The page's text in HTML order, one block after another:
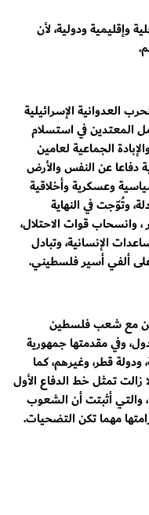
وإقليمية ودولية، لأن
العدوانية الإسرائيلية
المعتدين في استسلام
الجماعية لعامين
دفاعا عن النفس والأرض
وعسكرية وأخلاقية
وتُوّجت في النهاية
، وانسحاب قوات الاحتلال،
الإنسانية، وتبادل
ألفي أسير فلسطيني.
مع شعب فلسطين
وفي مقدمتها جمهورية
ودولة قطر، وغيرهم، كما
زالت تمثل خط الدفاع الأول
والتي أثبتت أن الشعوب
مهما تكن التضحيات.